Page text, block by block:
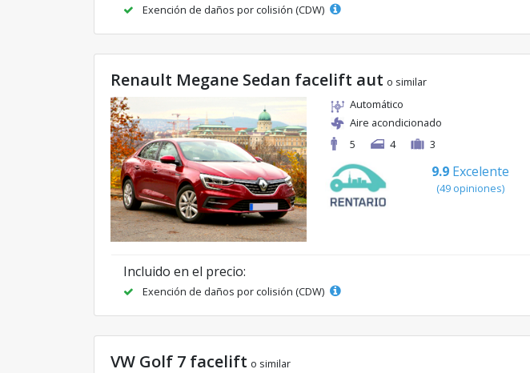
Exención de daños por colisión (CDW)
Renault Megane Sedan facelift aut o similar
Automático
Aire acondicionado
5
4 3
9.9 Excelente
(49 opiniones)
Incluido en el precio:
Exención de daños por colisión (CDW)
VW Golf 7 facelift o similar